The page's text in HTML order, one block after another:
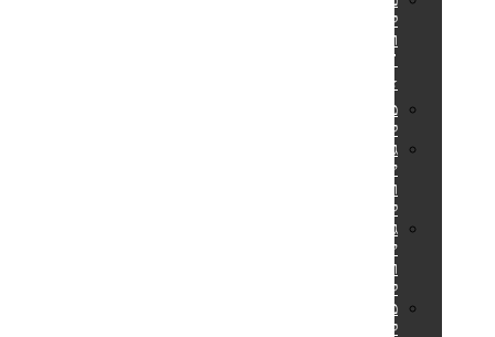
למסיבות
ואירועים
🎊
⭐
מזרונים
למים
גלגלי
ים
ואבובים
לבוגרים
גלגלי
ים
ואבובים
לילדים
מצופים
לילדים